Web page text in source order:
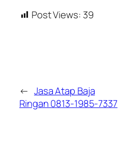
Post Views: 39
← Jasa Atap Baja
Ringan 0813-1985-7337